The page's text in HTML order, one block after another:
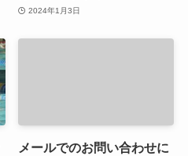
2024年1月3日
メールでのお問い合わせに